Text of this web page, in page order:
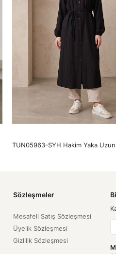
Sözleşmeler
Mesafeli Satış Sözleşmesi
Üyelik Sözleşmesi
Gizlilik Sözleşmesi